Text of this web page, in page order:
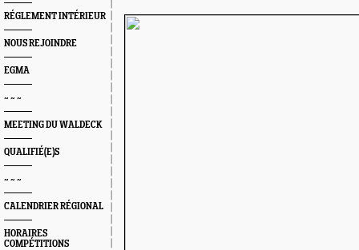
RÉGLEMENT INTÉRIEUR
NOUS REJOINDRE
EGMA
~ ~ ~
MEETING DU WALDECK
QUALIFIÉ(E)S
~ ~ ~
CALENDRIER RÉGIONAL
HORAIRES
COMPÉTITIONS